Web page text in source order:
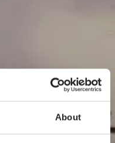
About